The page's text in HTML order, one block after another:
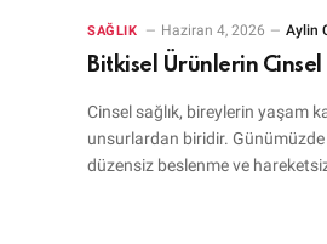
SAĞLIK Haziran 4, 2026 Aylin
Bitkisel Ürünlerin
Cinsel sağlık, bireylerin yaşam
unsurlardan biridir.
düzensiz beslenme ve